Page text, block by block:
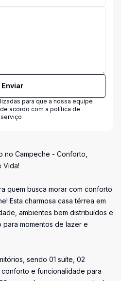
Enviar
para que a nossa equipe
acordo com a política de
no Campeche - Conforto,
Vida!
quem busca morar com conforto
Esta charmosa casa térrea em
ambientes bem distribuídos e
momentos de lazer e
sendo 01 suíte, 02
e funcionalidade para